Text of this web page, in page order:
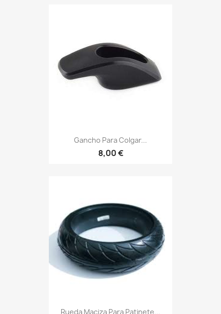
Gancho Para Colgar...
8,00 €
Rueda Maciza Para Patinete...